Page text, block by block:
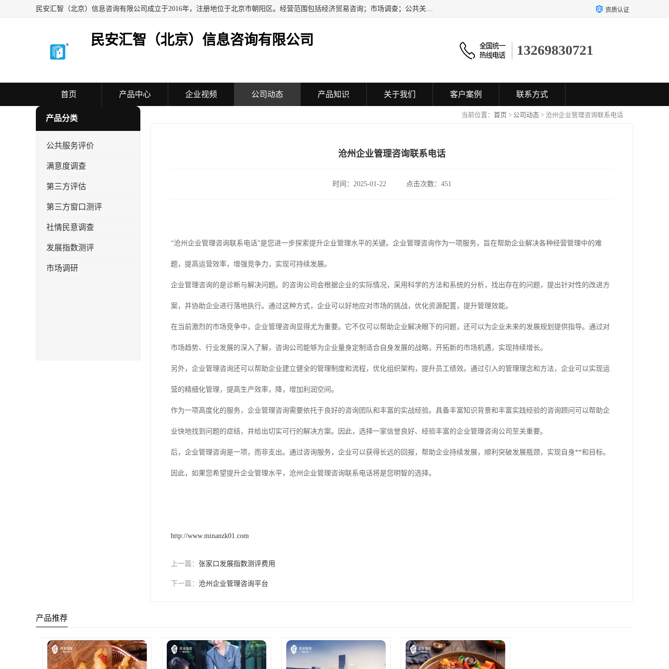
民安汇智（北京）信息咨询有限公司成立于2016年，注册地位于北京市朝阳区。经营范围包括经济贸易咨询；市场调查；公共关系服务；企业管理咨询；会议服务；企业策划；设计、制作、代理、发布广告；组织文化艺术交流活动（不含演出）；承办展览展示活动；技术推广服务。 资质认证
民安汇智（北京）信息咨询有限公司
13269830721
首页 产品中心 企业视频 公司动态 产品知识 关于我们 客户案例 联系方式
当前位置： 首页 > 公司动态 > 沧州企业管理咨询联系电话
产品分类
公共服务评价
满意度调查
第三方评估
第三方窗口测评
社情民意调查
发展指数测评
市场调研
沧州企业管理咨询联系电话
时间：2025-01-22 点击次数：451
“沧州企业管理咨询联系电话”是您进一步探索提升企业管理水平的关键。企业管理咨询作为一项服务，旨在帮助企业解决各种经营管理中的难
题，提高运营效率，增强竞争力，实现可持续发展。
企业管理咨询的是诊断与解决问题。的咨询公司会根据企业的实际情况，采用科学的方法和系统的分析，找出存在的问题，提出针对性的改进方
案，并协助企业进行落地执行。通过这种方式，企业可以好地应对市场的挑战，优化资源配置，提升管理效能。
在当前激烈的市场竞争中，企业管理咨询显得尤为重要。它不仅可以帮助企业解决眼下的问题，还可以为企业未来的发展规划提供指导。通过对
市场趋势、行业发展的深入了解，咨询公司能够为企业量身定制适合自身发展的战略，开拓新的市场机遇，实现持续增长。
另外，企业管理咨询还可以帮助企业建立健全的管理制度和流程，优化组织架构，提升员工绩效。通过引入的管理理念和方法，企业可以实现运
营的精细化管理，提高生产效率，降，增加利润空间。
作为一项高度化的服务，企业管理咨询需要依托于良好的咨询团队和丰富的实战经验。具备丰富知识背景和丰富实践经验的咨询顾问可以帮助企
业快地找到问题的症结，并给出切实可行的解决方案。因此，选择一家信誉良好、经验丰富的企业管理咨询公司至关重要。
后，企业管理咨询是一项，而非支出。通过咨询服务，企业可以获得长远的回报，帮助企业持续发展，顺利突破发展瓶颈，实现自身**和目标。
因此，如果您希望提升企业管理水平，沧州企业管理咨询联系电话将是您明智的选择。
http://www.minanzk01.com
上一篇： 张家口发展指数测评费用
下一篇： 沧州企业管理咨询平台
产品推荐